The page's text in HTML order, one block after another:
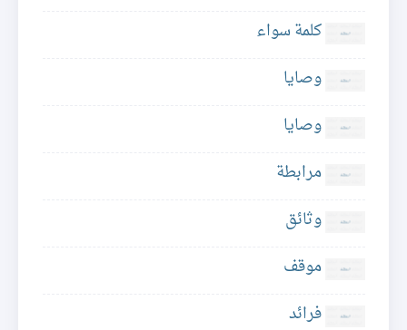
كلمة سواء
وصايا
وصايا
مرابطة
وثائق
موقف
فرائد